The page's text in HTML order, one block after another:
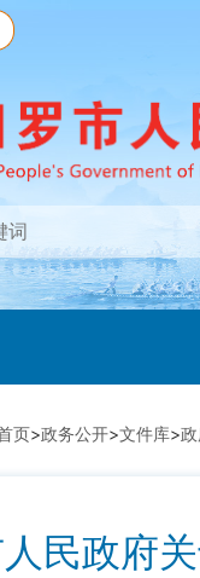
页>政务公开>文件库>
民政府